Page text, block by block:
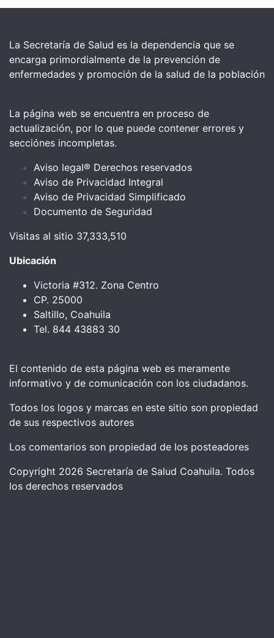
La Secretaría de Salud es la dependencia que se
encarga primordialmente de la prevención de
enfermedades y promoción de la salud de la población
La página web se encuentra en proceso de
actualización, por lo que puede contener errores y
secciónes incompletas.
Aviso legal® Derechos reservados
Aviso de Privacidad Integral
Aviso de Privacidad Simplificado
Documento de Seguridad
Visitas al sitio 37,333,510
Ubicación
Victoria #312. Zona Centro
CP. 25000
Saltillo, Coahuila
Tel. 844 43883 30
El contenido de esta página web es meramente
informativo y de comunicación con los ciudadanos.
Todos los logos y marcas en este sitio son propiedad
de sus respectivos autores
Los comentarios son propiedad de los posteadores
Copyright 2026 Secretaría de Salud Coahuila. Todos
los derechos reservados